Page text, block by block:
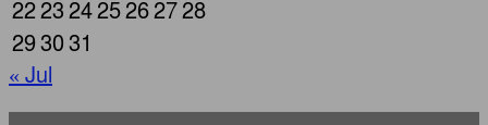
22232425262728
293031
« Jul